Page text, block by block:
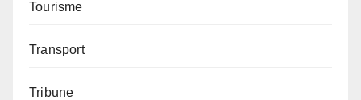
Tourisme
Transport
Tribune